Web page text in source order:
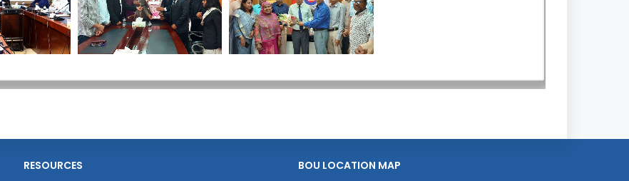
RESOURCES BOU LOCATION MAP